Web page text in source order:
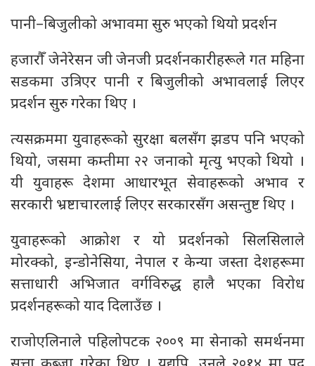
पानी–बिजुलीको अभावमा सुरु भएको थियो प्रदर्शन
हजारौँ जेनेरेसन जी जेनजी प्रदर्शनकारीहरूले गत महिना
सडकमा उत्रिएर पानी र बिजुलीको अभावलाई लिएर
प्रदर्शन सुरु गरेका थिए ।
त्यसक्रममा युवाहरूको सुरक्षा बलसँग झडप पनि भएको
थियो, जसमा कम्तीमा २२ जनाको मृत्यु भएको थियो ।
यी युवाहरू देशमा आधारभूत सेवाहरूको अभाव र
सरकारी भ्रष्टाचारलाई लिएर सरकारसँग असन्तुष्ट थिए ।
युवाहरूको आक्रोश र यो प्रदर्शनको सिलसिलाले
मोरक्को, इन्डोनेसिया, नेपाल र केन्या जस्ता देशहरूमा
सत्ताधारी अभिजात वर्गविरुद्ध हालै भएका विरोध
प्रदर्शनहरूको याद दिलाउँछ ।
राजोएलिनाले पहिलोपटक २००९ मा सेनाको समर्थनमा